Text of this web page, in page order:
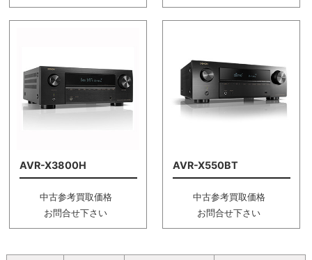
AVR-X3800H
中古参考買取価格
お問合せ下さい
AVR-X550BT
中古参考買取価格
お問合せ下さい